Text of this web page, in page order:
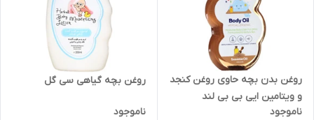
روغن بدن بچه حاوی روغن کنجد
و ویتامین ایی بی بی لند
ناموجود
روغن بچه گیاهی سی گل
ناموجود